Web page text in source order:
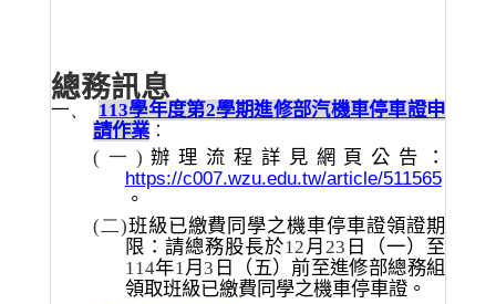
總務訊息
一、 113學年度第2學期進修部汽機車停車證申
請作業：
(一) 辦理流程詳見網頁公告：
https://c007.wzu.edu.tw/article/511565
。
(二)班級已繳費同學之機車停車證領證期
限：請總務股長於12月 23 日（一）至
114年1月3 日（五）前至進修部總務組
領取班級已繳費同學之機車停車證。